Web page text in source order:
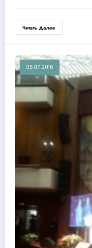
Читать Далее
05.07.2016